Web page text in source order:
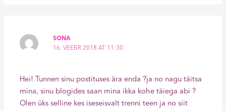
SONA
16. VEEBR 2018 AT 11:30
Hei! Tunnen sinu postituses ära enda ?ja no nagu täitsa
mina, sinu blogides saan mina ikka kohe täiega abi ?
Olen üks selline kes iseseisvalt trenni teen ja no siit